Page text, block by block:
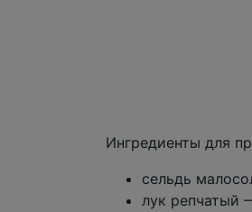
Ингредиенты для
сельдь
лук репчатый